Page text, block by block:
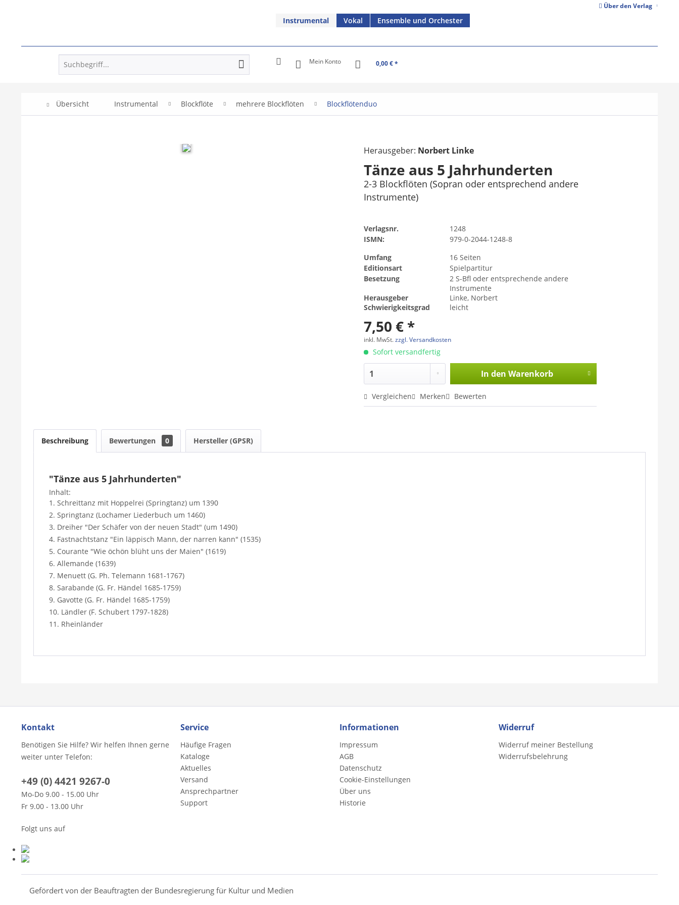
Über den Verlag
Instrumental Vokal Ensemble und Orchester
Mein Konto 0,00 € *
Übersicht Instrumental Blockflöte mehrere Blockflöten Blockflötenduo
Herausgeber: Norbert Linke
Tänze aus 5 Jahrhunderten
2-3 Blockflöten (Sopran oder entsprechend andere
Instrumente)
Verlagsnr.
1248
ISMN:
979-0-2044-1248-8
Umfang
16 Seiten
Editionsart
Spielpartitur
Besetzung
2 S-Bfl oder entsprechende andere
Instrumente
Herausgeber
Linke, Norbert
Schwierigkeitsgrad
leicht
7,50 € *
inkl. MwSt.zzgl. Versandkosten
Sofort versandfertig
In den Warenkorb
Vergleichen Merken Bewerten
Beschreibung Bewertungen 0 Hersteller (GPSR)
"Tänze aus 5 Jahrhunderten"
Inhalt:
1. Schreittanz mit Hoppelrei (Springtanz) um 1390
2. Springtanz (Lochamer Liederbuch um 1460)
3. Dreiher "Der Schäfer von der neuen Stadt" (um 1490)
4. Fastnachtstanz "Ein läppisch Mann, der narren kann" (1535)
5. Courante "Wie öchön blüht uns der Maien" (1619)
6. Allemande (1639)
7. Menuett (G. Ph. Telemann 1681-1767)
8. Sarabande (G. Fr. Händel 1685-1759)
9. Gavotte (G. Fr. Händel 1685-1759)
10. Ländler (F. Schubert 1797-1828)
11. Rheinländer
Kontakt
Benötigen Sie Hilfe? Wir helfen Ihnen gerne
weiter unter Telefon:
+49 (0) 4421 9267-0
Mo-Do 9.00 - 15.00 Uhr
Fr 9.00 - 13.00 Uhr
Folgt uns auf
Service
Häufige Fragen
Kataloge
Aktuelles
Versand
Ansprechpartner
Support
Informationen
Impressum
AGB
Datenschutz
Cookie-Einstellungen
Über uns
Historie
Widerruf
Widerruf meiner Bestellung
Widerrufsbelehrung
Gefördert von der Beauftragten der Bundesregierung für Kultur und Medien